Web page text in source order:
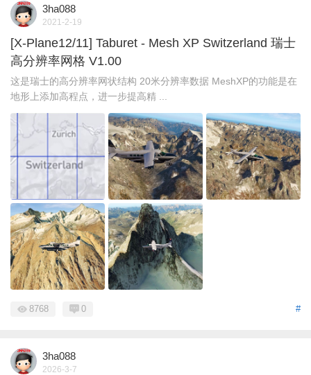
3ha088
2021-2-19
[X-Plane12/11] Taburet - Mesh XP Switzerland 瑞士
高分辨率网格 V1.00
这是瑞士的高分辨率网状结构 20米分辨率数据 MeshXP的功能是在
地形上添加高程点，进一步提高精 ...
#
8768 0
3ha088
2026-3-7